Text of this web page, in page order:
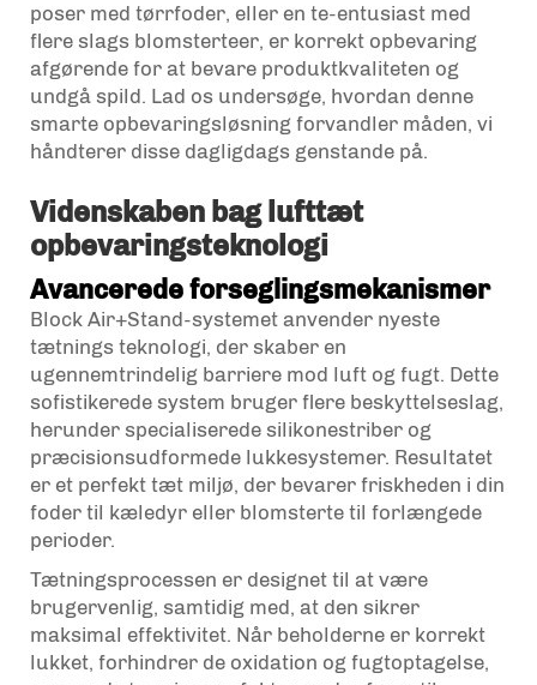
poser med tørrfoder, eller en te-entusiast med
flere slags blomsterteer, er korrekt opbevaring
afgørende for at bevare produktkvaliteten og
undgå spild. Lad os undersøge, hvordan denne
smarte opbevaringsløsning forvandler måden, vi
håndterer disse dagligdags genstande på.
Videnskaben bag lufttæt
opbevaringsteknologi
Avancerede forseglingsmekanismer
Block Air+Stand-systemet anvender nyeste
tætnings teknologi, der skaber en
ugennemtrindelig barriere mod luft og fugt. Dette
sofistikerede system bruger flere beskyttelseslag,
herunder specialiserede silikonestriber og
præcisionsudformede lukkesystemer. Resultatet
er et perfekt tæt miljø, der bevarer friskheden i din
foder til kæledyr eller blomsterte til forlængede
perioder.
Tætningsprocessen er designet til at være
brugervenlig, samtidig med, at den sikrer
maksimal effektivitet. Når beholderne er korrekt
lukket, forhindrer de oxidation og fugtoptagelse,